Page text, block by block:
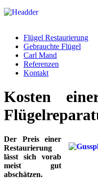
Flügel Restaurierung
Gebrauchte Flügel
Carl Mand
Referenzen
Kontakt
Kosten
Der Preis einer
Restaurierung
lässt sich vorab
meist gut
abschätzen.